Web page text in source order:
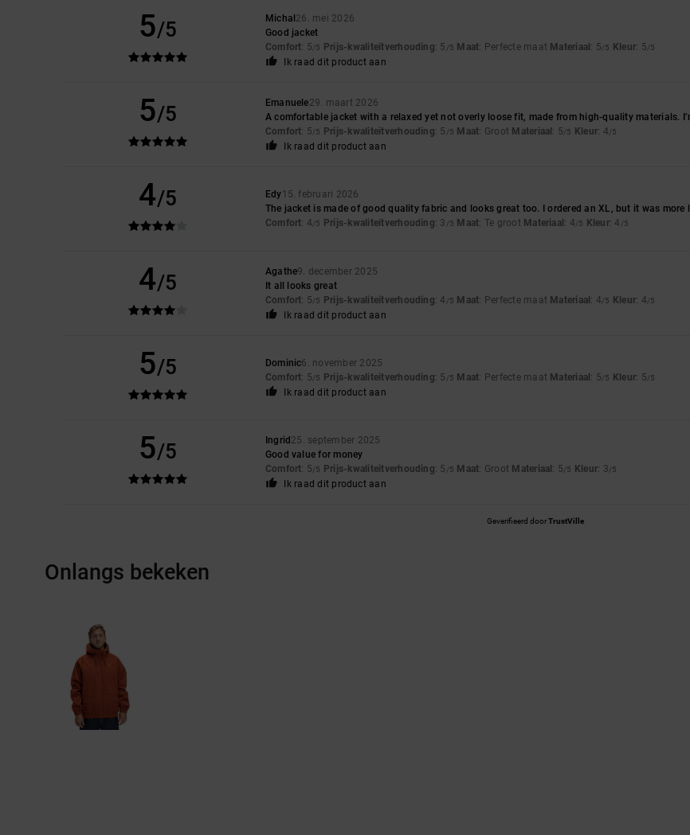
5/5 Michal 26. mei 2026
Good jacket
Comfort: 5/5 Prijs-kwaliteitverhouding: 5 /5 Maat: Perfecte maat Materiaal : 5/5 Kleur: 5/5
Ik raad dit product aan
5/5 Emanuele29. maart 2026
A comfortable jacket with a relaxed yet not overly loose fit, made from high-quality materials.
Comfort: 5/5 Prijs-kwaliteitverhouding: 5 /5 Maat: Groot Materiaal : 5/5 Kleur: 4/5
Ik raad dit product aan
4/5 Edy15. februari 2026
The jacket is made of good quality fabric and looks great too. I ordered an XL, but it was more
Comfort: 4/5 Prijs-kwaliteitverhouding: 3 /5 Maat: Te groot Materiaal : 4/5 Kleur: 4 /5
4/5 Agathe9. december 2025
It all looks great
Comfort: 5/5 Prijs-kwaliteitverhouding: 4 /5 Maat: Perfecte maat Materiaal : 4/5 Kleur: 4/5
Ik raad dit product aan
5/5 Dominic6. november 2025
Comfort: 5/5 Prijs-kwaliteitverhouding: 5 /5 Maat: Perfecte maat Materiaal : 5/5 Kleur: 5/5
Ik raad dit product aan
5/5 Ingrid 25. september 2025
Good value for money
Comfort: 5/5 Prijs-kwaliteitverhouding: 5 /5 Maat: Groot Materiaal : 5/5 Kleur: 3/5
Ik raad dit product aan
Geverifieerd doorTrustVille
Onlangs bekeken